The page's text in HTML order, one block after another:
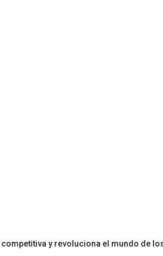
y revoluciona el mundo de